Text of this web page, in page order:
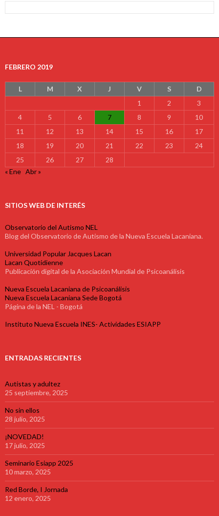
FEBRERO 2019
L M X J V S
D
1
2
3
4
5 6 7 8 9
10
11
12 13 14 15 16
17
18
19 20 21 22 23
24
25
26 27
28
« Ene Abr »
SITIOS WEB DE INTERÉS
Observatorio del Autismo NEL
Blog del Observatorio de Autismo de la Nueva Escuela Lacaniana.
Universidad Popular Jacques Lacan
Lacan Quotidienne
Publicación digital de la Asociación Mundial de Psicoanálisis
Nueva Escuela Lacaniana de Psicoanálisis
Nueva Escuela Lacaniana Sede Bogotá
Página de la NEL - Bogotá
Instituto Nueva Escuela INES- Actividades ESIAPP
ENTRADAS RECIENTES
Autistas y adultez
25 septiembre, 2025
No sin ellos
28 julio, 2025
¡NOVEDAD!
17 julio, 2025
Seminario Esiapp 2025
10 marzo, 2025
Red Borde, I Jornada
12 enero, 2025